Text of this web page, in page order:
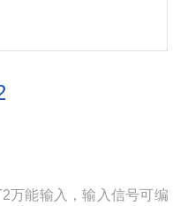
万能输入，输入信号可编